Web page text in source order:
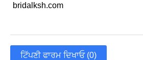
bridalksh.com
ਟਿੱਪਣੀ ਫਾਰਮ ਦਿਖਾਓ (0)